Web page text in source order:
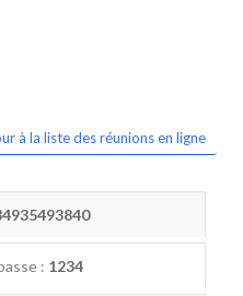
à la liste des réunions en ligne
: 1234